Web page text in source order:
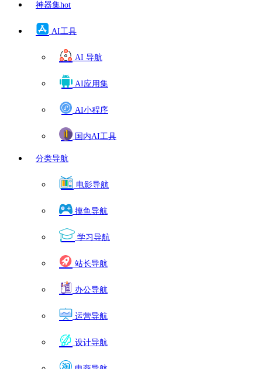
神器集hot
AI工具
AI 导航
AI应用集
AI小程序
国内AI工具
分类导航
电影导航
摸鱼导航
学习导航
站长导航
办公导航
运营导航
设计导航